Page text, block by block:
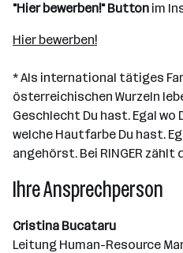
"Hier bewerben!" Button im
Hier bewerben!
* Als international tätiges
österreichischen Wurzeln
Geschlecht Du hast. Egal wo
welche Hautfarbe Du hast.
angehörst. Bei RINGER zählt
Ihre Ansprechperson
Cristina Bucataru
Leitung Human-Resource